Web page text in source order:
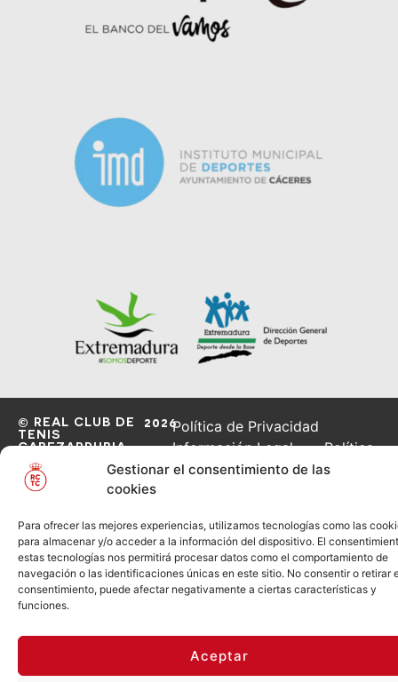
Gestionar el consentimiento de las
cookies
Para ofrecer las mejores experiencias, utilizamos tecnologías como las
para almacenar y/o acceder a la información del dispositivo. El
estas tecnologías nos permitirá procesar datos como el comportamiento de
navegación o las identificaciones únicas en este sitio. No consentir o retirar
consentimiento, puede afectar negativamente a ciertas características y
funciones.
Aceptar
© REAL CLUB DE
TENIS
CABEZARRUBIA
2026Política de Privacidad
Información Legal Política
de Cookies